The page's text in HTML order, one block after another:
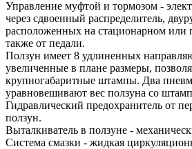
Управление муфтой и тормозом -
через сдвоенный распределитель,
расположенных на стационарном или
также от педали.
Ползун имеет 8 удлиненных
увеличенные в плане размеры,
крупногабаритные штампы. Два
уравновешивают вес ползуна со
Гидравлический предохранитель от
ползун.
Выталкиватель в ползуне -
Система смазки - жидкая